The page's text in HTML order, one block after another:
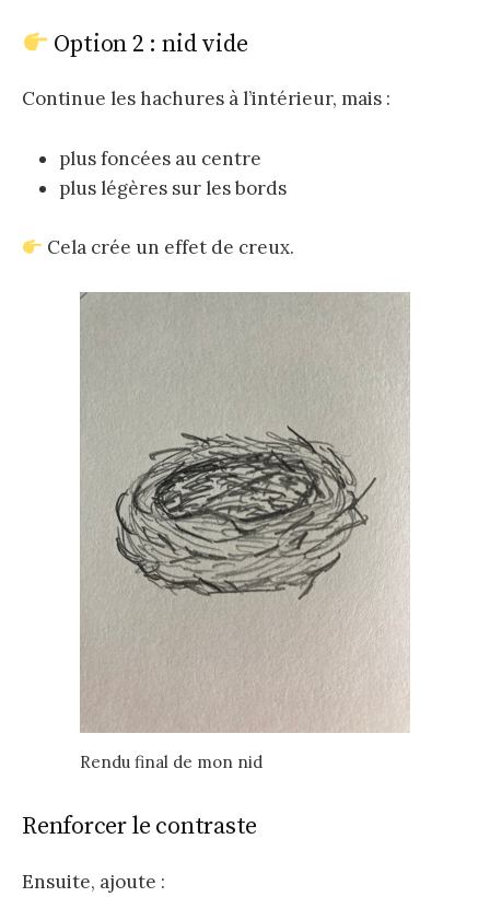
Option 2 : nid vide
Continue les hachures à l’intérieur, mais :
plus foncées au centre
plus légères sur les bords
Cela crée un effet de creux.
Rendu final de mon nid
Renforcer le contraste
Ensuite, ajoute :